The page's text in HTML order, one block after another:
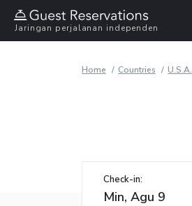
Jaringan perjalanan independen
Home Countries U.S.A.
Check-in: